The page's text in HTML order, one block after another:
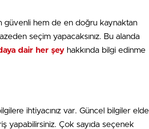
güvenli hem de en doğru kaynaktan
seçim yapacaksınız. Bu alanda
dair her şey hakkında bilgi edinme
ihtiyacınız var. Güncel bilgiler elde
yapabilirsiniz. Çok sayıda seçenek